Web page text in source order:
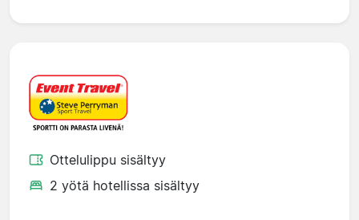
Ottelulippu sisältyy
2 yötä hotellissa sisältyy